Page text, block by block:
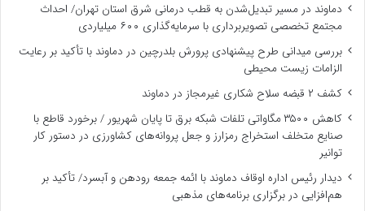
دماوند در مسیر تبدیل‌شدن به قطب درمانی شرق استان تهران/ احداث
مجتمع تخصصی تصویربرداری با سرمایه‌گذاری ۶۰۰ میلیاردی
بررسی میدانی طرح پیشنهادی پرورش بلدرچین در دماوند با تأکید بر رعایت
الزامات زیست ‌محیطی
کشف ۲ قبضه سلاح شکاری غیرمجاز در دماوند
کاهش ۳۵۰۰ مگاواتی تلفات شبکه برق تا پایان شهریور / برخورد قاطع با
صنایع متخلف استخراج رمزارز و جعل پروانه‌های کشاورزی در دستور کار
توانیر
دیدار رئیس اداره اوقاف دماوند با ائمه جمعه رودهن و آبسرد/ تأکید بر
هم‌افزایی در برگزاری برنامه‌های مذهبی